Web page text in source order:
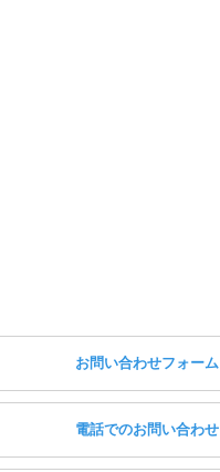
お問い合わせフォーム
電話でのお問い合わせ